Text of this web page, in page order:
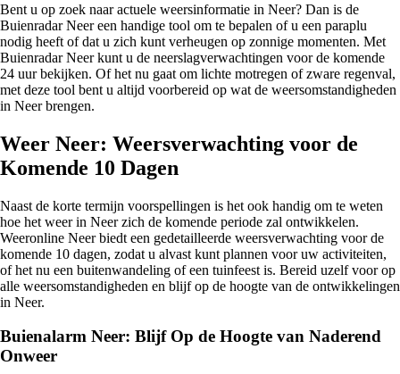
Bent u op zoek naar actuele weersinformatie in Neer? Dan is de
Buienradar Neer een handige tool om te bepalen of u een paraplu
nodig heeft of dat u zich kunt verheugen op zonnige momenten. Met
Buienradar Neer kunt u de neerslagverwachtingen voor de komende
24 uur bekijken. Of het nu gaat om lichte motregen of zware regenval,
met deze tool bent u altijd voorbereid op wat de weersomstandigheden
in Neer brengen.
Weer Neer: Weersverwachting voor de
Komende 10 Dagen
Naast de korte termijn voorspellingen is het ook handig om te weten
hoe het weer in Neer zich de komende periode zal ontwikkelen.
Weeronline Neer biedt een gedetailleerde weersverwachting voor de
komende 10 dagen, zodat u alvast kunt plannen voor uw activiteiten,
of het nu een buitenwandeling of een tuinfeest is. Bereid uzelf voor op
alle weersomstandigheden en blijf op de hoogte van de ontwikkelingen
in Neer.
Buienalarm Neer: Blijf Op de Hoogte van Naderend
Onweer